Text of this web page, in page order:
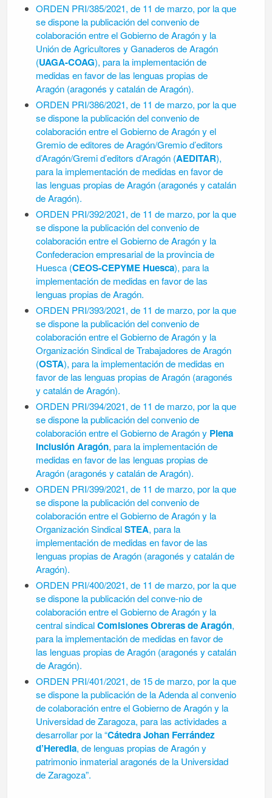
ORDEN PRI/385/2021, de 11 de marzo, por la que
se dispone la publicación del convenio de
colaboración entre el Gobierno de Aragón y la
Unión de Agricultores y Ganaderos de Aragón
(UAGA-COAG), para la implementación de
medidas en favor de las lenguas propias de
Aragón (aragonés y catalán de Aragón).
ORDEN PRI/386/2021, de 11 de marzo, por la que
se dispone la publicación del convenio de
colaboración entre el Gobierno de Aragón y el
Gremio de editores de Aragón/Gremio d’editors
d’Aragón/Gremi d’editors d’Aragón (AEDITAR),
para la implementación de medidas en favor de
las lenguas propias de Aragón (aragonés y catalán
de Aragón).
ORDEN PRI/392/2021, de 11 de marzo, por la que
se dispone la publicación del convenio de
colaboración entre el Gobierno de Aragón y la
Confederacion empresarial de laprovincia de
Huesca (CEOS-CEPYME Huesca), para la
implementación de medidas enfavor de las
lenguas propias de Aragón.
ORDEN PRI/393/2021, de 11 de marzo, por la que
se dispone la publicación del convenio de
colaboración entre el Gobierno de Aragón y la
Organización Sindical de Trabajadores de Aragón
(OSTA), para la implementación de medidas en
favor de las lenguas propias de Aragón (aragonés
y catalán de Aragón).
ORDEN PRI/394/2021, de 11 de marzo, por la que
se dispone la publicación del convenio de
colaboración entre el Gobierno de Aragón y Plena
inclusión Aragón, para la implementación de
medidas en favor de las lenguas propias de
Aragón (aragonés y catalán de Aragón).
ORDEN PRI/399/2021, de 11 de marzo, por la que
se dispone la publicación del convenio de
colaboración entre el Gobierno de Aragón y la
Organización SindicalSTEA, para la
implementación de medidas en favor de las
lenguas propias de Aragón (aragonés y catalán de
Aragón).
ORDEN PRI/400/2021, de 11 de marzo, por la que
se dispone la publicación del conve-nio de
colaboración entre el Gobierno de Aragón y la
central sindicalComisiones Obreras de Aragón,
para la implementación de medidas en favor de
las lenguas propias deAragón (aragonés y catalán
de Aragón).
ORDEN PRI/401/2021, de 15 de marzo, por la que
se dispone la publicación de la Adenda al convenio
de colaboración entre el Gobierno de Aragón y la
Universidad de Zaragoza, para las actividades a
desarrollar por la “Cátedra Johan Ferrández
d’Heredia, de lenguas propias de Aragón y
patrimonio inmaterial aragonés de la Universidad
de Zaragoza”.